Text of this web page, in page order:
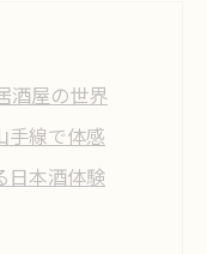
酒屋の世界
手線で体感
日本酒体験
い楽しみ方提